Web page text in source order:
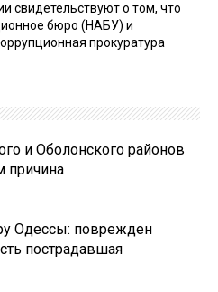
свидетельствуют о том, что
бюро (НАБУ) и
прокуратура
и Оболонского районов
причина
Одессы: поврежден
пострадавшая